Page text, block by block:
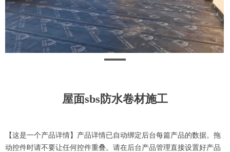
屋面sbs防水卷材施工
【这是一个产品详情】产品详情已自动绑定后台每篇产品的数据。拖
动控件时请不要让任何控件重叠。请在后台产品管理直接设置好产品